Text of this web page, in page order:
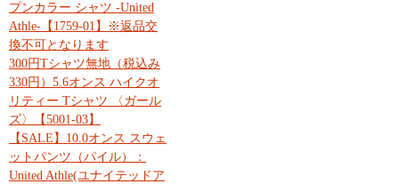
プンカラー シャツ -United
Athle-【1759-01】※返品交
換不可となります
300円Tシャツ無地（税込み
330円）5.6オンス ハイクオ
リティー Tシャツ 〈ガール
ズ〉【5001-03】
【SALE】10.0オンス スウェ
ットパンツ（パイル）：
United Athle(ユナイテッドア